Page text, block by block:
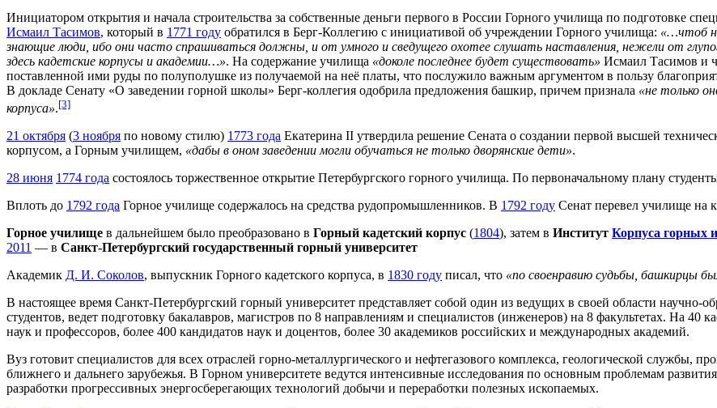
Инициатором открытия и начала строительства за собственные деньги первого в России Горного училища по подготовке
Исмаил Тасимов, который в 1771 году обратился в Берг-Коллегию с инициативой об учреждении Горного училища: «…чтоб
знающие люди, ибо они часто спрашиваться должны, и от умного и сведущего охотее слушать наставления, нежели от
здесь кадетские корпусы и академии…». На содержание училища «доколе последнее будет существовать» Исмаил Тасимов и
поставленной ими руды по полуполушке из получаемой на неё платы, что послужило важным аргументом в пользу
В докладе Сенату «О заведении горной школы» Берг-коллегия одобрила предложения башкир, причем признала «не только
корпуса».[3]
21 октября (3 ноября по новому стилю) 1773 года Екатерина II утвердила решение Сената о создании первой высшей
корпусом, а Горным училищем, «дабы в оном заведении могли обучаться не только дворянские дети».
28 июня 1774 года состоялось торжественное открытие Петербургского горного училища. По первоначальному плану
Вплоть до 1792 года Горное училище содержалось на средства рудопромышленников. В 1792 году Сенат перевел училище на
Горное училище в дальнейшем было преобразовано в Горный кадетский корпус (1804), затем в Институт Корпуса горных
2011 — в Санкт-Петербургский государственный горный университет
Академик Д. И. Соколов, выпускник Горного кадетского корпуса, в 1830 году писал, что «по своенравию судьбы, башкирцы
В настоящее время Санкт-Петербургский горный университет представляет собой один из ведущих в своей области научно-
студентов, ведет подготовку бакалавров, магистров по 8 направлениям и специалистов (инженеров) на 8 факультетах. На 40
наук и профессоров, более 400 кандидатов наук и доцентов, более 30 академиков российских и международных академий.
Вуз готовит специалистов для всех отраслей горно-металлургического и нефтегазового комплекса, геологической службы,
ближнего и дальнего зарубежья. В Горном университете ведутся интенсивные исследования по основным проблемам
разработки прогрессивных энергосберегающих технологий добычи и переработки полезных ископаемых.